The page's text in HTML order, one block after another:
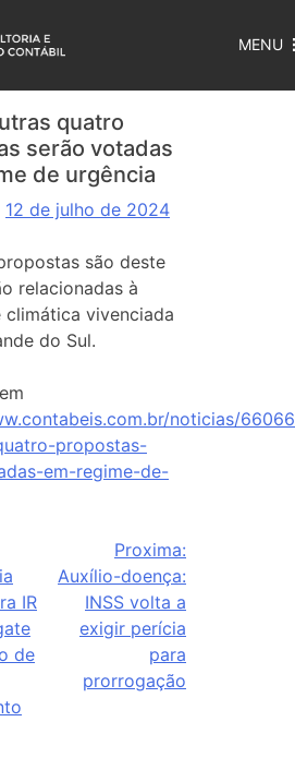
MENU
quatro
serão votadas
de urgência
12 de julho de 2024
são deste
relacionadas à
vivenciada
do Sul.
noticias/
propostas-
em-regime-de-
IR
de
Proxima:
Auxílio-doença:
INSS volta a
exigir perícia
para
prorrogação